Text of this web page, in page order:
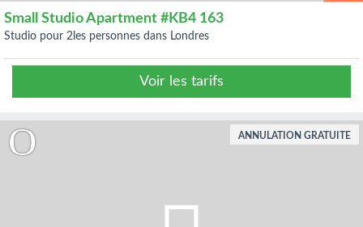
Small Studio Apartment #KB4 163
studio pour 2les personnes dans Londres
Voir les tarifs
ANNULATION GRATUITE